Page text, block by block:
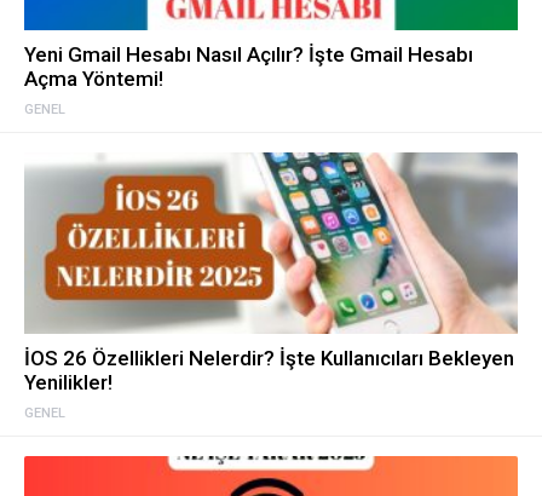
GENEL
Yeni Gmail Hesabı Nasıl Açılır? İşte Gmail Hesabı
Açma Yöntemi!
GENEL
İOS 26 Özellikleri Nelerdir? İşte Kullanıcıları Bekleyen
Yenilikler!